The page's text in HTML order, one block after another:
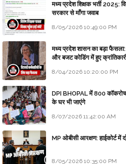
मध्य प्रदेश शिक्षक भर्ती 2025:
सरकार से माँगा जवाब
8/05/2026 10:49:00 PM
मध्य प्रदेश शासन का बड़ा फैसला:
और बजट कोडिंग में हुए
8/04/2026 10:20:00 PM
DPI BHOPAL में 800
के घर भी जाएंगे
8/07/2026 11:42:00 AM
MP ओबीसी आरक्षण: हाईकोर्ट में
8/05/2026 10:35:00 PM